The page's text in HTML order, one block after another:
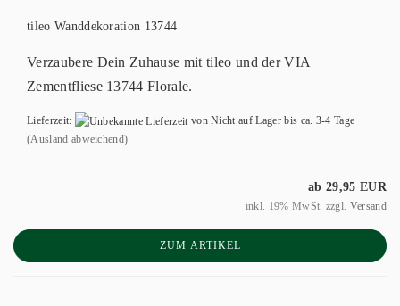
tileo Wanddekoration 13744
Verzaubere Dein Zuhause mit tileo und der VIA
Zementfliese 13744 Florale.
Lieferzeit:
von Nicht auf Lager bis ca. 3-4 Tage
(Ausland abweichend)
ab 29,95 EUR
inkl. 19% MwSt. zzgl. Versand
ZUM ARTIKEL